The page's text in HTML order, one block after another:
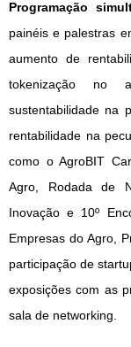
Programação
painéis e palestras
aumento de
tokenização no
sustentabilidade na
rentabilidade na
como o AgroBIT
Agro, Rodada de
Inovação e 10º
Empresas do Agro,
participação de
exposições com as
sala de networking.